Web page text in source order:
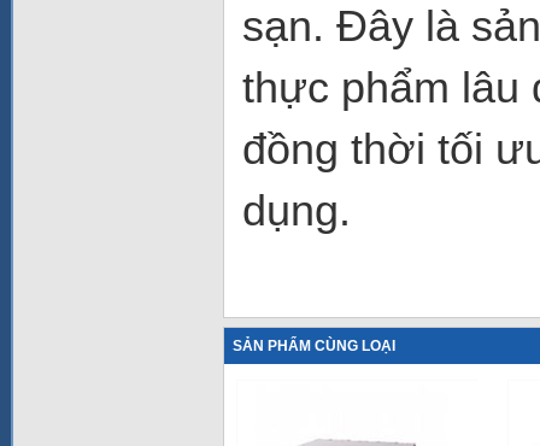
sạn. Đây là
thực phẩm lâu
đồng thời tối
dụng.
SẢN PHẨM CÙNG LOẠI